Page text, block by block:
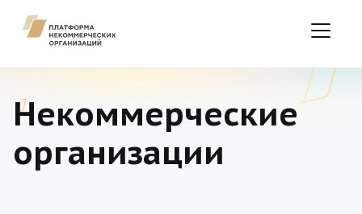
Некоммерческие
организации